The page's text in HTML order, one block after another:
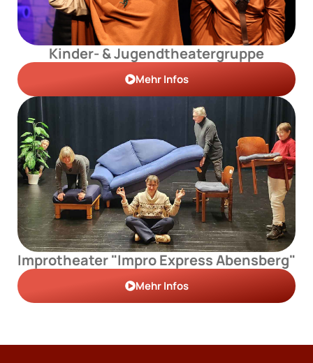
Kinder- & Jugendtheatergruppe
Mehr Infos
Improtheater "Impro Express Abensberg"
Mehr Infos